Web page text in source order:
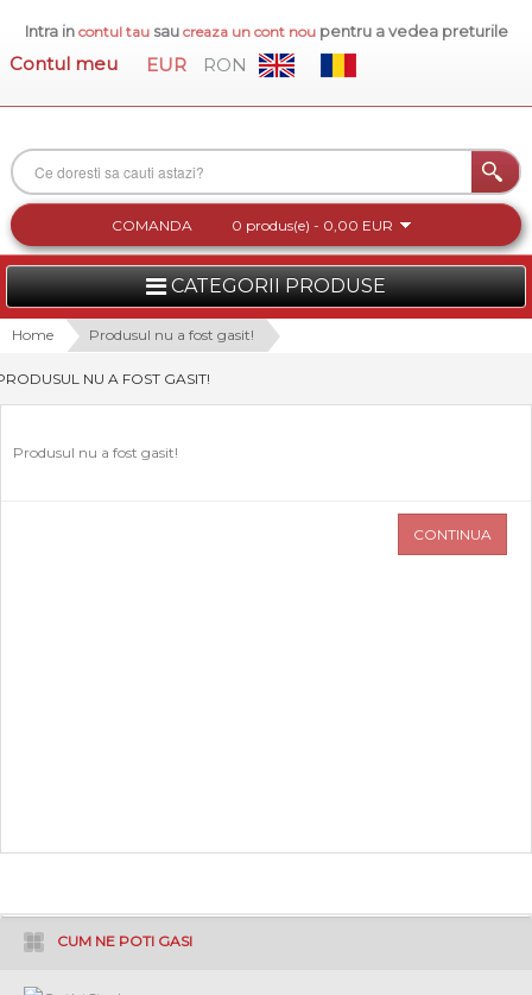
Intra in contul tausau creaza un cont nou pentru a vedea preturile
Contul meu EUR RON
COMANDA 0 produs(e) - 0,00 EUR
CATEGORII PRODUSE
FEMEI
BARBATI
Home Produsul nu a fost gasit!
NU A FOST GASIT!
Produsul nu a fost gasit!
CONTINUA
CUM NE POTI GASI